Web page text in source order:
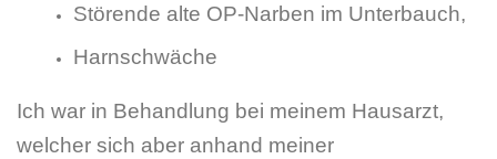
Störende alte OP-Narben im Unterbauch,
Harnschwäche
Ich war in Behandlung bei meinem Hausarzt,
welcher sich aber anhand meiner